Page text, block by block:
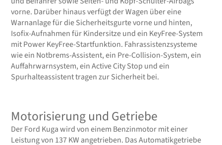
vorne. Darüber hinaus verfügt der Wagen über eine
Warnanlage für die Sicherheitsgurte vorne und hinten,
Isofix-Aufnahmen für Kindersitze und ein KeyFree-System
mit Power KeyFree-Startfunktion. Fahrassistenzsysteme
wie ein Notbrems-Assistent, ein Pre-Collision-System, ein
Auffahrwarnsystem, ein Active City Stop und ein
Spurhalteassistent tragen zur Sicherheit bei.
Motorisierung und Getriebe
Der Ford Kuga wird von einem Benzinmotor mit einer
Leistung von 137 KW angetrieben. Das Automatikgetriebe